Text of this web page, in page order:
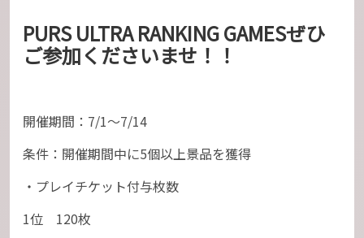
PURS ULTRA RANKING GAMESぜひ
ご参加くださいませ！！
開催期間：7/1～7/14
条件：開催期間中に5個以上景品を獲得
・プレイチケット付与枚数
1位 120枚